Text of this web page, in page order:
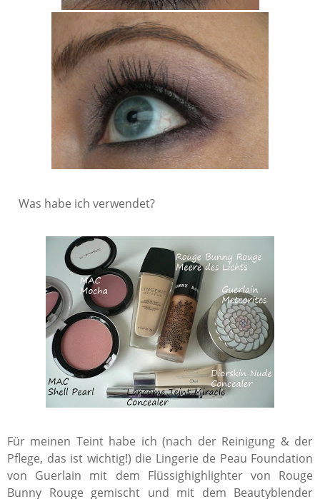
Was habe ich verwendet?
Für meinen Teint habe ich (nach der Reinigung & der
Pflege, das ist wichtig!) die Lingerie de Peau Foundation
von Guerlain mit dem Flüssighighlighter von Rouge
Bunny Rouge gemischt und mit dem Beautyblender